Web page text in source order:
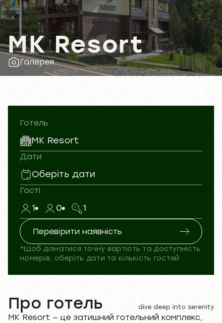
Галерея
MK Resort
dive deep into serenity
Про готель
MK Resort — це затишний готельний комплекс,
Готель
MK Resort
Дати
Оберіть дати
Гості
1 0 1
Перевірити наявність
*Щоб дізнатися точну вартість та доступність
номерів, оберіть дати та кількість гостей